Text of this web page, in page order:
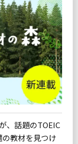
、話題のTOEIC
教材を見つけ